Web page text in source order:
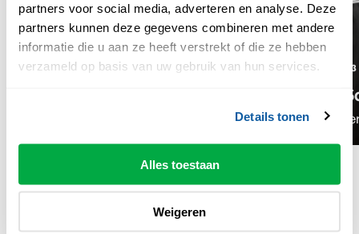
partners voor social media, adverteren en analyse. Deze
partners kunnen deze gegevens combineren met andere
informatie die u aan ze heeft verstrekt of die ze hebben
verzameld op basis van uw gebruik van hun services.
Details tonen
Alles toestaan
Weigeren
MA 28 SEP '26 20:00 UUR WO
Kim